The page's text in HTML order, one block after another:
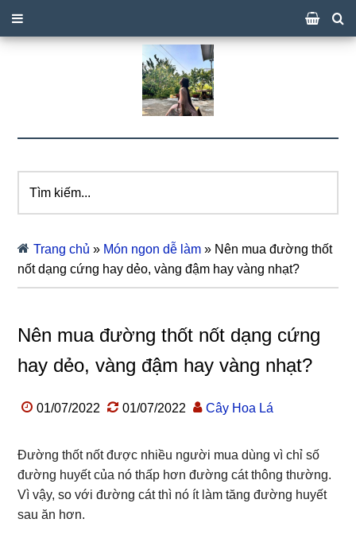
kiếm...
Trang chủ » Món ngon dễ làm » Nên mua đường thốt
nốt dạng cứng hay dẻo, vàng đậm hay vàng nhạt?
Nên mua đường thốt nốt dạng cứng
hay dẻo, vàng đậm hay vàng nhạt?
01/07/2022 01/07/2022 Cây Hoa Lá
Đường thốt nốt được nhiều người mua dùng vì chỉ số
đường huyết của nó thấp hơn đường cát thông thường.
Vì vậy, so với đường cát thì nó ít làm tăng đường huyết
sau ăn hơn.